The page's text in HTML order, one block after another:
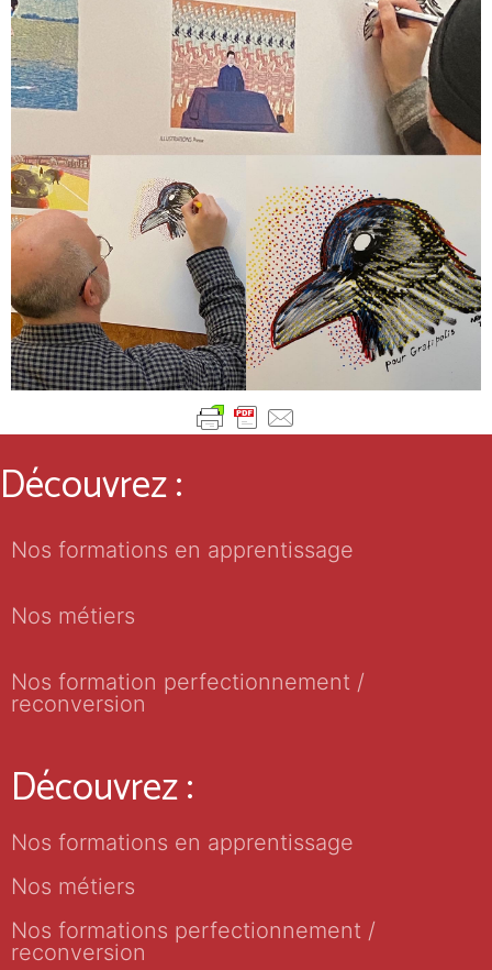
Découvrez :
Nos formations en apprentissage
Nos métiers
Nos formation perfectionnement /
reconversion
Découvrez :
Nos formations en apprentissage
Nos métiers
Nos formations perfectionnement /
reconversion